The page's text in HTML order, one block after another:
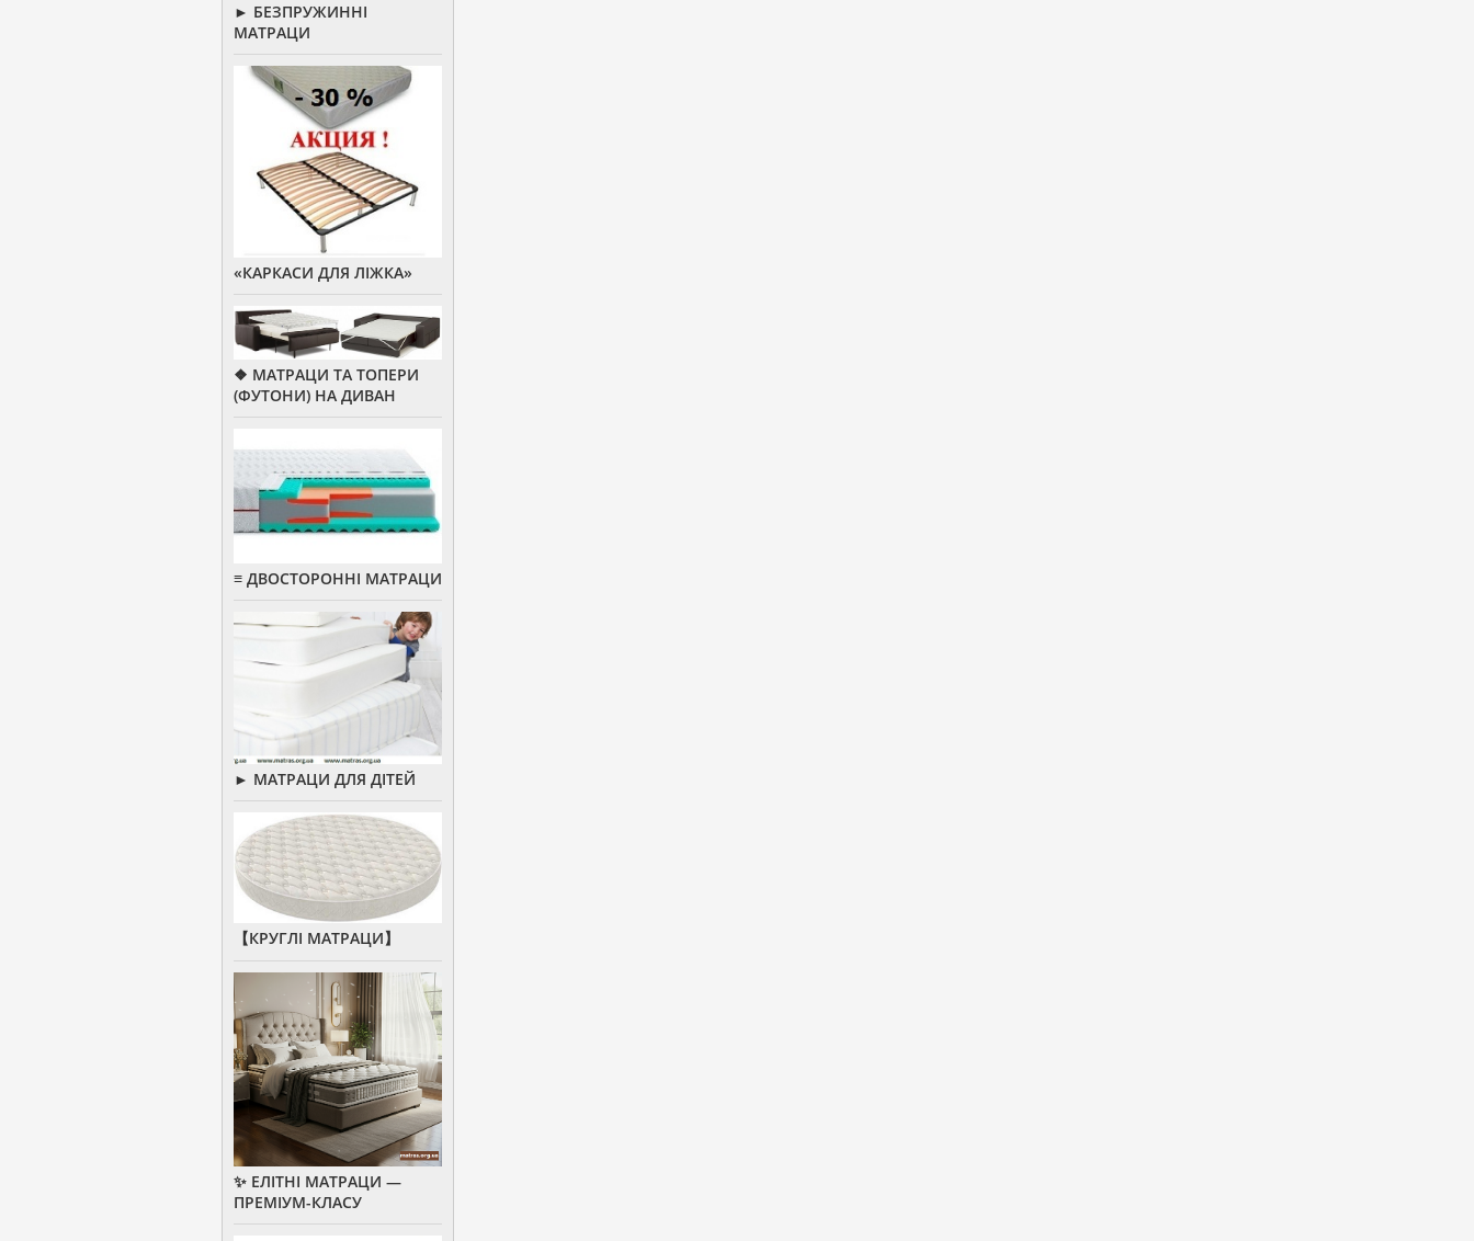
► БЕЗПРУЖИННІ
МАТРАЦИ
«КАРКАСИ ДЛЯ ЛІЖКА»
❖ МАТРАЦИ ТА ТОПЕРИ
(ФУТОНИ) НА ДИВАН
≡ ДВОСТОРОННІ МАТРАЦИ
► МАТРАЦИ ДЛЯ ДІТЕЙ
【КРУГЛІ МАТРАЦИ】
✨ ЕЛІТНІ МАТРАЦИ —
ПРЕМІУМ-КЛАСУ